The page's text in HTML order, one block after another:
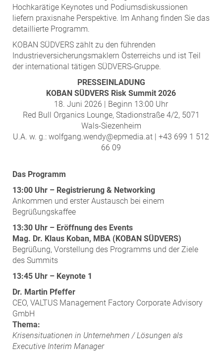
Media
Pressekontakt
Hochkarätige Keynotes und Podiumsdiskussionen
liefern praxisnahe Perspektive. Im Anhang finden Sie das
detaillierte Programm.
KOBAN SÜDVERS zählt zu den führenden
Industrieversicherungsmaklern Österreichs und ist Teil
der international tätigen SÜDVERS‑Gruppe.
PRESSEINLADUNG
KOBAN SÜDVERS Risk Summit 2026
18. Juni 2026 | Beginn 13:00 Uhr
Red Bull Organics Lounge, Stadionstraße 4/2, 5071
Wals-Siezenheim
U.A. w. g.: wolfgang.wendy@epmedia.at | +43 699 1 512
66 09
Das Programm
13:00 Uhr – Registrierung & Networking
Ankommen und erster Austausch bei einem
Begrüßungskaffee
13:30 Uhr – Eröffnung des Events
Mag. Dr. Klaus Koban, MBA (KOBAN SÜDVERS)
Begrüßung, Vorstellung des Programms und der Ziele
des Summits
13:45 Uhr – Keynote 1
Dr. Martin Pfeffer
CEO, VALTUS Management Factory Corporate Advisory
GmbH
Thema:
Krisensituationen in Unternehmen / Lösungen als
Executive Interim Manager